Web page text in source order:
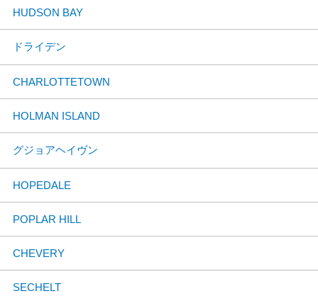
HUDSON BAY
ドライデン
CHARLOTTETOWN
HOLMAN ISLAND
グジョアヘイヴン
HOPEDALE
POPLAR HILL
CHEVERY
SECHELT